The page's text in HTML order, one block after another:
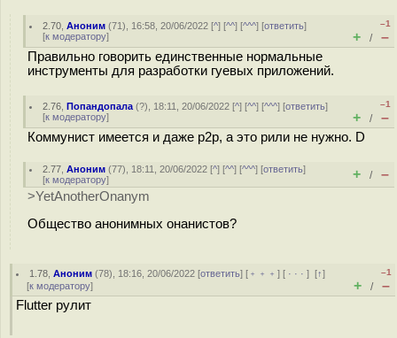
2.70 ,Аноним (71), 16:58, 20/06/2022 [^] [^^] [^^^] [ответить]
[к модератору]
–1
+ / –
Правильно говорить единственные нормальные
инструменты для разработки гуевых приложений.
2.76 ,Попандопала (?), 18:11, 20/06/2022 [^] [^^] [^^^] [ответить]
[к модератору]
–1
+ / –
Коммунист имеется и даже p2p, а это рили не нужно. D
2.77 ,Аноним (77), 18:11, 20/06/2022 [^] [^^] [^^^] [ответить]
[к модератору] + / –
>YetAnotherOnanym
Общество анонимных онанистов?
1.78 ,Аноним (78), 18:16, 20/06/2022 [ответить] [ ﹢﹢﹢] [ · · ·][↑]
[к модератору]
–1
+ / –
Flutter рулит